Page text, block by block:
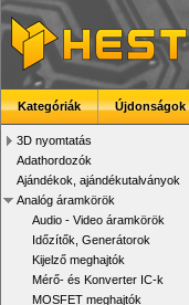
Kategóriák Újdonságok
3D nyomtatás
Adathordozók
Ajándékok, ajándékutalványok
Analóg áramkörök
Audio - Video áramkörök
Időzítők, Generátorok
Kijelző meghajtók
Mérő- és Konverter IC-k
MOSFET meghajtók